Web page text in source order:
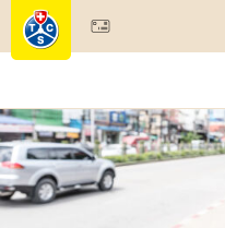
Mitgliedschaft & Leistungen
Test, Sicherheit &